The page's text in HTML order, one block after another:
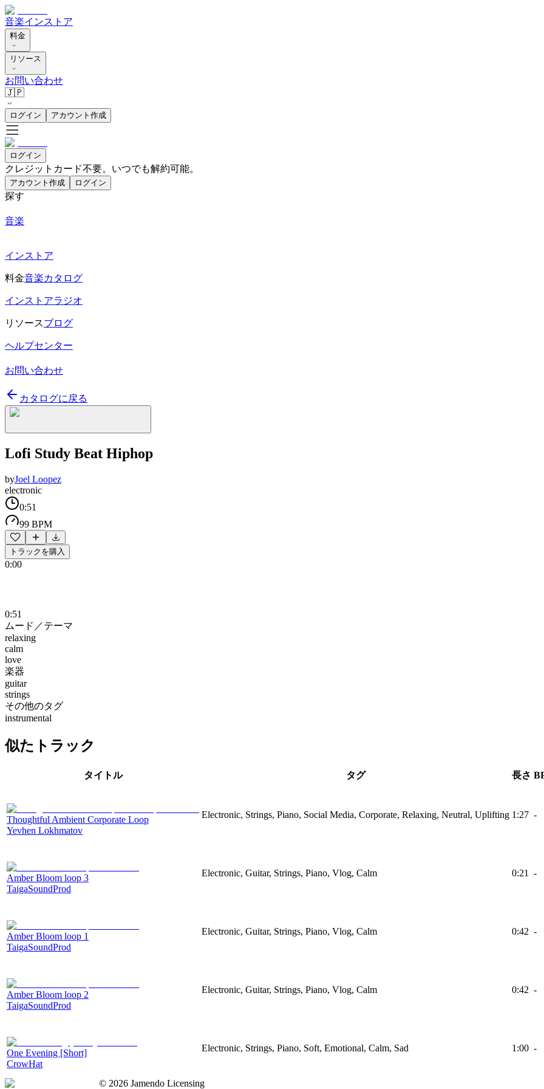
音楽インストア
料金
リソース
お問い合わせ
🇯🇵
ログイン アカウント作成
ログイン
クレジットカード不要。いつでも解約可能。
アカウント作成 ログイン
探す
音楽
インストア
料金音楽カタログ
インストアラジオ
リソースブログ
ヘルプセンター
お問い合わせ
カタログに戻る
Lofi Study Beat Hiphop
byJoel Loopez
electronic
0:51
99 BPM
トラックを購入
0:00
0:51
ムード／テーマ
relaxing
calm
love
楽器
guitar
strings
その他のタグ
instrumental
似たトラック
タイトル タグ 長さ
Thoughtful Ambient Corporate Loop
Yevhen Lokhmatov
Electronic, Strings, Piano, Social Media, Corporate, Relaxing, Neutral, Uplifting 1:27 -
Amber Bloom loop 3
TaigaSoundProd
Electronic, Guitar, Strings, Piano, Vlog, Calm 0:21 -
Amber Bloom loop 1
TaigaSoundProd
Electronic, Guitar, Strings, Piano, Vlog, Calm 0:42 -
Amber Bloom loop 2
TaigaSoundProd
Electronic, Guitar, Strings, Piano, Vlog, Calm 0:42 -
One Evening [Short]
CrowHat
Electronic, Strings, Piano, Soft, Emotional, Calm, Sad 1:00 -
© 2026 Jamendo Licensing